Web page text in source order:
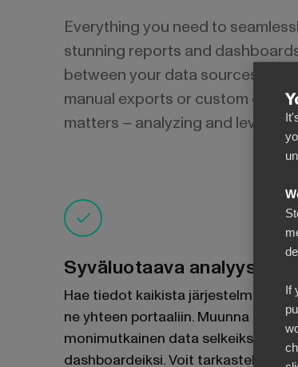
If
Everything you need to
stunning reports and
between your data sources and
manual exports or custom
matters – analyzing and
Syväluotaava analyysi
Hae tiedot kaikista järjestelmistäsi
ne yhteen portaaliin. Muunna
monimutkainen data selkeiksi
dashboardeiksi. Voit tarkastella